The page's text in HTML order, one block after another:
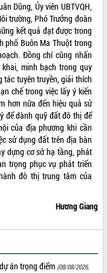
Dũng, Ủy viên UBTVQH,
trường, Phó Trưởng đoàn
kết quả đạt được trong
phố Buôn Ma Thuột trong
Đồng chí cũng nhấn
minh bạch trong quy
tác tuyên truyền, giải thích
chế trong việc lấy ý kiến
hơn nữa đến hiệu quả sử
để dành quỹ đất đô thị để
của địa phương khi cần
sử dụng đất trên địa bàn
dựng cơ sở hạ tầng, phát
trọng phục vụ phát triển
đô thị trung tâm của
Hương Giang
án trọng điểm (08/08/2026,